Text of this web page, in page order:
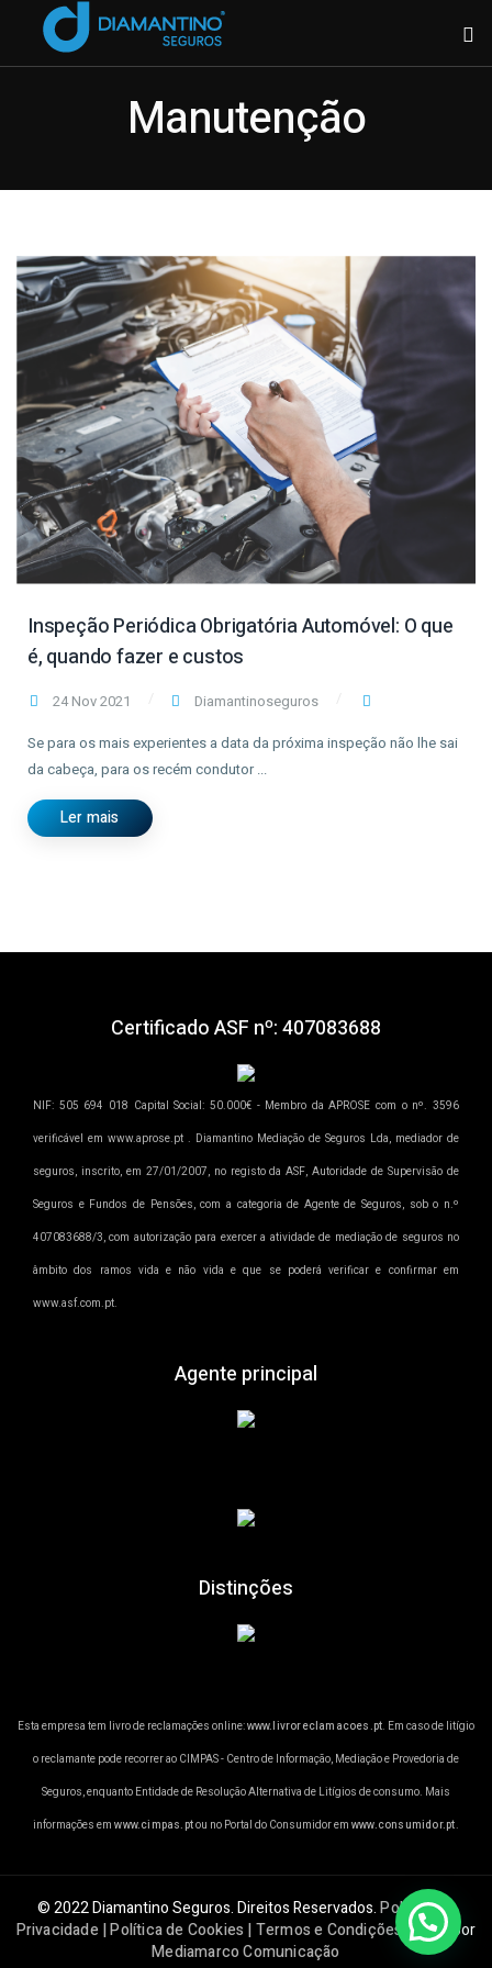
Manutenção
Inspeção Periódica Obrigatória Automóvel: O que
é, quando fazer e custos
24 Nov 2021
Diamantinoseguros
Se para os mais experientes a data da próxima inspeção não lhe sai
da cabeça, para os recém condutor ...
Ler mais
Certificado ASF nº: 407083688
NIF: 505 694 018 Capital Social: 50.000€ - Membro da APROSE com o nº. 3596
verificável em www.aprose.pt . Diamantino Mediação de Seguros Lda, mediador de
seguros, inscrito, em 27/01/2007, no registo da ASF, Autoridade de Supervisão de
Seguros e Fundos de Pensões, com a categoria de Agente de Seguros, sob o n.º
407083688/3, com autorização para exercer a atividade de mediação de seguros no
âmbito dos ramos vida e não vida e que se poderá verificar e confirmar em
www.asf.com.pt.
Agente principal
Distinções
Esta empresa tem livro de reclamações online:www.livroreclamacoes.pt. Em caso de litígio
o reclamante pode recorrer ao CIMPAS - Centro de Informação, Mediação e Provedoria de
Seguros, enquanto Entidade de Resolução Alternativa de Litígios de consumo. Mais
informações emwww.cimpas.ptou no Portal do Consumidor emwww.consumidor.pt.
© 2022 Diamantino Seguros. Direitos Reservados.Política de
Privacidade | Política de Cookies | Termos e Condições Criado por
Mediamarco Comunicação